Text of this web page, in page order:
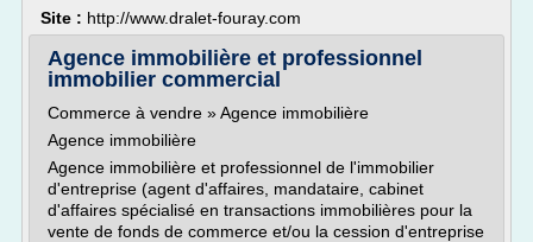
Site : http://www.dralet-fouray.com
Agence immobilière et professionnel
immobilier commercial
Commerce à vendre » Agence immobilière
Agence immobilière
Agence immobilière et professionnel de l'immobilier
d'entreprise (agent d'affaires, mandataire, cabinet
d'affaires spécialisé en transactions immobilières pour la
vente de fonds de commerce et/ou la cession d'entreprise